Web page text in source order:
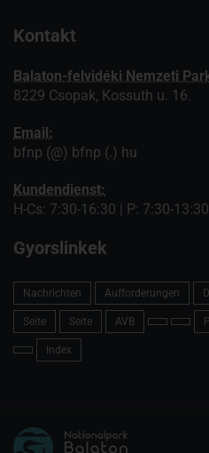
Kontakt
Balaton-felvidéki Nemzeti
8229 Csopak, Kossuth u. 16.
Email:
bfnp (@) bfnp (.) hu
Kundendienst:
H-Cs: 7:30-16:30 | P: 7:30-13:30
Gyorslinkek
Nachrichten Aufforderungen
Seite Seite AVB
Index